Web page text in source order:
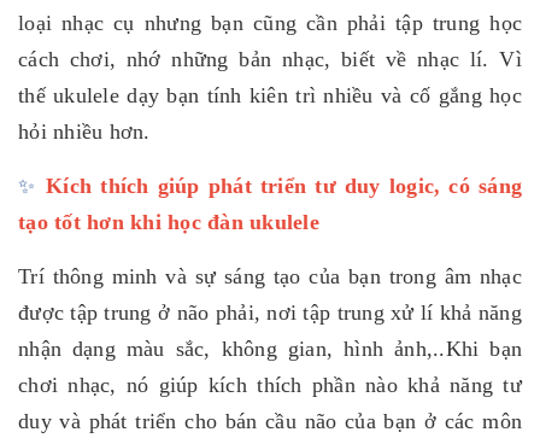
loại nhạc cụ nhưng bạn cũng cần phải tập trung học
cách chơi, nhớ những bản nhạc, biết về nhạc lí. Vì
thế ukulele dạy bạn tính kiên trì nhiều và cố gắng học
hỏi nhiều hơn.
✨Kích thích giúp phát triển tư duy logic, có sáng
tạo tốt hơn khi học đàn ukulele
Trí thông minh và sự sáng tạo của bạn trong âm nhạc
được tập trung ở não phải, nơi tập trung xử lí khả năng
nhận dạng màu sắc, không gian, hình ảnh,..Khi bạn
chơi nhạc, nó giúp kích thích phần nào khả năng tư
duy và phát triển cho bán cầu não của bạn ở các môn